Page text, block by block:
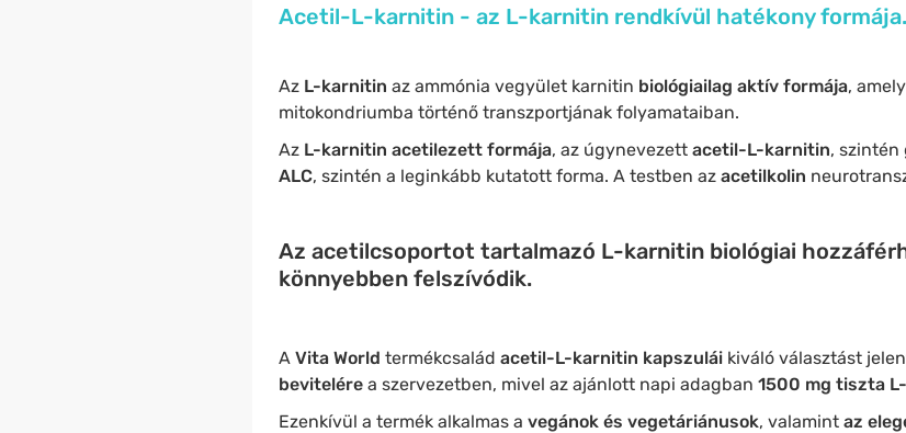
Acetil-L-karnitin - az L-karnitin rendkívül hatékony formája.
Az L-karnitin az ammónia vegyület karnitin biológiailag aktív formája,
mitokondriumba történő transzportjának folyamataiban.
Az L-karnitin acetilezett formája, az úgynevezett acetil-L-karnitin, szintén
ALC, szintén a leginkább kutatott forma. A testben az acetilkolin
Az acetilcsoportot tartalmazó L-karnitin biológiai
könnyebben felszívódik.
A Vita World termékcsalád acetil-L-karnitin kapszuláikiváló választást
bevitelérea szervezetben, mivel az ajánlott napi adagban 1500 mg tiszta
Ezenkívül a termék alkalmas a vegánok és vegetáriánusok, valamint az